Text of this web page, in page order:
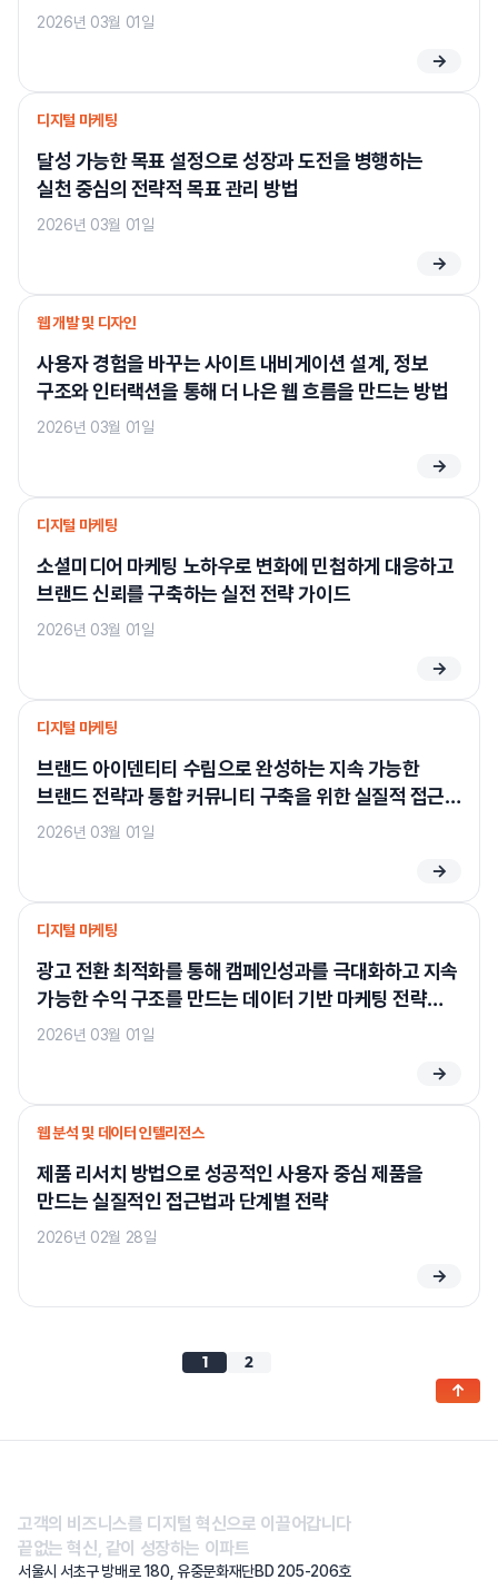
2026년 03월 01일
→
디지털 마케팅
달성 가능한 목표 설정으로 성장과 도전을 병행하는
실천 중심의 전략적 목표 관리 방법
2026년 03월 01일
→
웹 개발 및 디자인
사용자 경험을 바꾸는 사이트 내비게이션 설계, 정보
구조와 인터랙션을 통해 더 나은 웹 흐름을 만드는 방법
2026년 03월 01일
→
디지털 마케팅
소셜미디어 마케팅 노하우로 변화에 민첩하게 대응하고
브랜드 신뢰를 구축하는 실전 전략 가이드
2026년 03월 01일
→
디지털 마케팅
브랜드 아이덴티티 수립으로 완성하는 지속 가능한
브랜드 전략과 통합 커뮤니티 구축을 위한 실질적 접근
방법
2026년 03월 01일
→
디지털 마케팅
광고 전환 최적화를 통해 캠페인성과를 극대화하고 지속
가능한 수익 구조를 만드는 데이터 기반 마케팅 전략
가이드
2026년 03월 01일
→
웹 분석 및 데이터 인텔리전스
제품 리서치 방법으로 성공적인 사용자 중심 제품을
만드는 실질적인 접근법과 단계별 전략
2026년 02월 28일
→
1 2
고객의 비즈니스를 디지털 혁신으로 이끌어갑니다
끝없는 혁신, 같이 성장하는 이파트
서울시 서초구 방배로 180, 유중문화재단BD 205-206호
↑